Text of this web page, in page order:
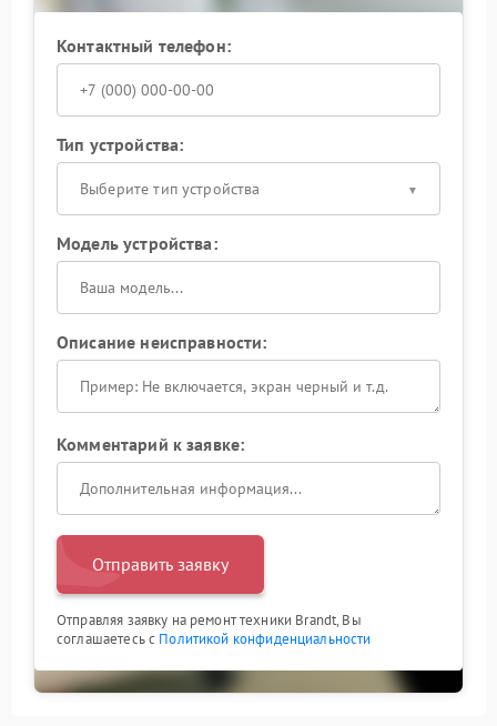
Контактный телефон:
Тип устройства:
Выберите тип устройства
Модель устройства:
Описание неисправности:
Комментарий к заявке:
Отправить заявку
Отправляя заявку на ремонт техники Brandt, Вы
соглашаетесь с Политикой конфиденциальности